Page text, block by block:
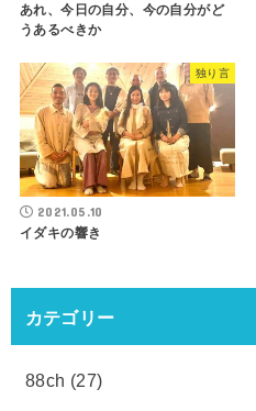
あれ、今日の自分、今の自分がど
うあるべきか
独り言
2021.05.10
イダキの響き
カテゴリー
88ch (27)